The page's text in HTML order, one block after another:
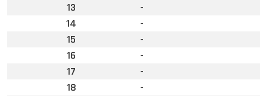
13
-
14
-
15
-
16
-
17
-
18
-